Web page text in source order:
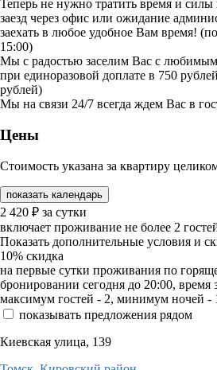
Теперь не нужно тратить время и силы
заезд через офис или ожидание
заехать в любое удобное Вам время!
15:00)
Мы с радостью заселим Вас с
при единоразовой доплате в 750
рублей)
Мы на связи 24/7 всегда ждем Вас в
Цены
Стоимость указана за квартиру
показать календарь
2 420 ₽ за сутки
включает проживание не более 2
Показать дополнительные условия и
10% скидка
на первые сутки проживания по
бронировании сегодня до 20:00, время
максимум гостей - 2, минимум ночей -
показывать предложения рядом
Киевская улица, 139